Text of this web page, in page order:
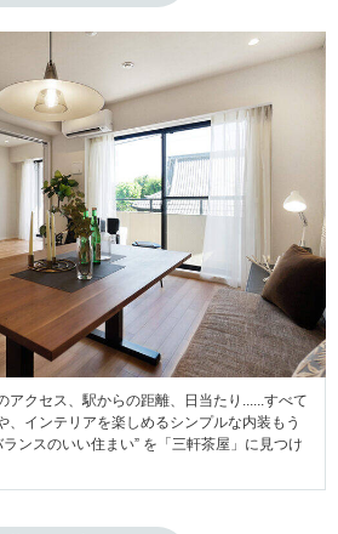
アクセス、駅からの距離、日当たり......すべて
、インテリアを楽しめるシンプルな内装もう
ンスのいい住まい” を「三軒茶屋」に見つけ